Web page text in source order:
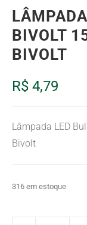
BIVOLT
BIVOLT
R$ 4,79
Lâmpada LED
Bivolt
316 em estoque